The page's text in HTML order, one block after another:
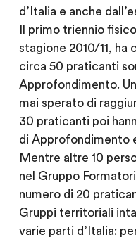
d’Italia e anche
Il primo triennio
stagione 2010/11, ha
circa 50 praticanti
Approfondimento.
mai sperato di
30 praticanti poi
di Approfondimento
Mentre altre 10
nel Gruppo
numero di 20
Gruppi territoriali
varie parti d’Italia: